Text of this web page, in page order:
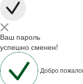
Ваш пароль
успешно сменен!
Добро